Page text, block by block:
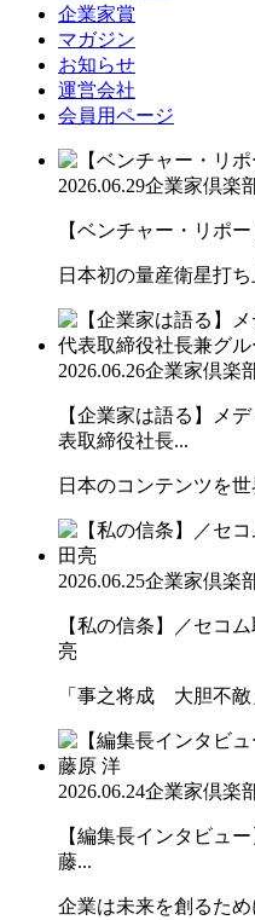
企業家賞
マガジン
お知らせ
運営会社
会員用ページ
2026.06.29企業家倶楽
【ベンチャー・リポ
日本初の量産衛星打
2026.06.26企業家倶楽
【企業家は語る】メ
表取締役社長...
日本のコンテンツを
2026.06.25企業家倶楽
【私の信条】／セコ
亮
「事之将成 大胆不敵
2026.06.24企業家倶楽
【編集長インタビュ
藤...
企業は未来を創るた